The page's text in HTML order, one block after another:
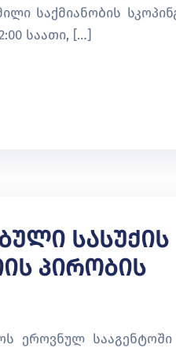
საქმიანობის
საათი, […]
Სასუქის
Პირობის
ეროვნულ სააგენტოში